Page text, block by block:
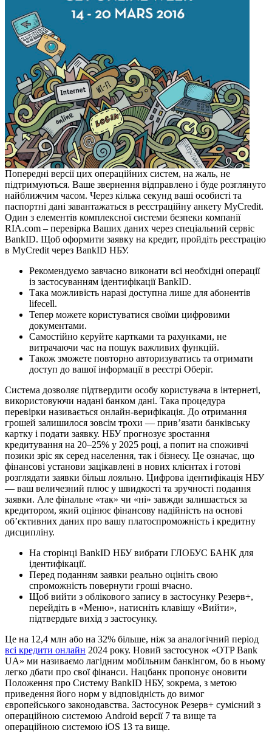
Попередні версії цих операційних систем, на жаль, не
підтримуються. Ваше звернення відправлено і буде розглянуто
найближчим часом. Через кілька секунд ваші особисті та
паспортні дані завантажаться в реєстраційну анкету MyCredit.
Один з елементів комплексної системи безпеки компанії
RIA.com – перевірка Ваших даних через спеціальний сервіс
BankID. Щоб оформити заявку на кредит, пройдіть реєстрацію
в MyCredit через BankID НБУ.
Рекомендуємо завчасно виконати всі необхідні операції
із застосуванням ідентифікації BankID.
Така можливість наразі доступна лише для абонентів
lifecell.
Тепер можете користуватися своїми цифровими
документами.
Самостійно керуйте картками та рахунками, не
витрачаючи час на пошук важливих функцій.
Також зможете повторно авторизуватись та отримати
доступ до вашої інформації в реєстрі Оберіг.
Система дозволяє підтвердити особу користувача в інтернеті,
використовуючи надані банком дані. Така процедура
перевірки називається онлайн-верифікація. До отримання
грошей залишилося зовсім трохи — прив’язати банківську
картку і подати заявку. НБУ прогнозує зростання
кредитування на 20–25% у 2025 році, а попит на споживчі
позики зріс як серед населення, так і бізнесу. Це означає, що
фінансові установи зацікавлені в нових клієнтах і готові
розглядати заявки більш лояльно. Цифрова ідентифікація НБУ
— ваш величезний плюс у швидкості та зручності подання
заявки. Але фінальне «так» чи «ні» завжди залишається за
кредитором, який оцінює фінансову надійність на основі
об’єктивних даних про вашу платоспроможність і кредитну
дисципліну.
На сторінці BankID НБУ вибрати ГЛОБУС БАНК для
ідентифікації.
Перед поданням заявки реально оцініть свою
спроможність повернути гроші вчасно.
Щоб вийти з облікового запису в застосунку Резерв+,
перейдіть в «Меню», натисніть клавішу «Вийти»,
підтвердьте вихід з застосунку.
Це на 12,4 млн або на 32% більше, ніж за аналогічний період
всі кредити онлайн 2024 року. Новий застосунок «OTP Bank
UA» ми називаємо лагідним мобільним банкінгом, бо в ньому
легко дбати про свої фінанси. Нацбанк пропонує оновити
Положення про Систему BankID НБУ, зокрема, з метою
приведення його норм у відповідність до вимог
європейського законодавства. Застосунок Резерв+ сумісний з
операційною системою Android версії 7 та вище та
операційною системою iOS 13 та вище.